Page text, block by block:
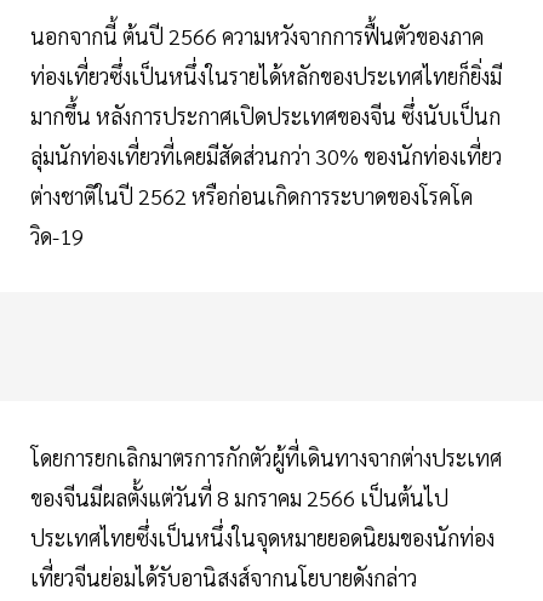
นอกจากนี้ ต้นปี 2566 ความหวังจากการฟื้นตัวของภาค
ท่องเที่ยวซึ่งเป็นหนึ่งในรายได้หลักของประเทศไทยก็ยิ่งมี
มากขึ้น หลังการประกาศเปิดประเทศของจีน ซึ่งนับเป็นก
ลุ่มนักท่องเที่ยวที่เคยมีสัดส่วนกว่า 30% ของนักท่องเที่ยว
ต่างชาติในปี 2562 หรือก่อนเกิดการระบาดของโรคโค
วิด-19
โดยการยกเลิกมาตรการกักตัวผู้ที่เดินทางจากต่างประเทศ
ของจีนมีผลตั้งแต่วันที่ 8 มกราคม 2566 เป็นต้นไป
ประเทศไทยซึ่งเป็นหนึ่งในจุดหมายยอดนิยมของนักท่อง
เที่ยวจีนย่อมได้รับอานิสงส์จากนโยบายดังกล่าว